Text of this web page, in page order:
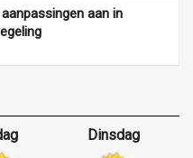
aan in
Dinsdag